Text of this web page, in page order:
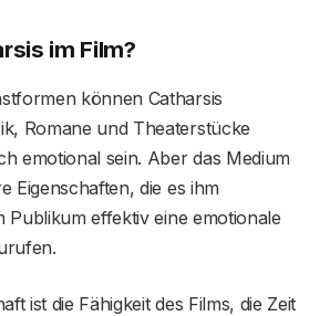
im Film?
können Catharsis
Romane und Theaterstücke
emotional sein. Aber das Medium
Eigenschaften, die es ihm
Publikum effektiv eine emotionale
ist die Fähigkeit des Films, die Zeit